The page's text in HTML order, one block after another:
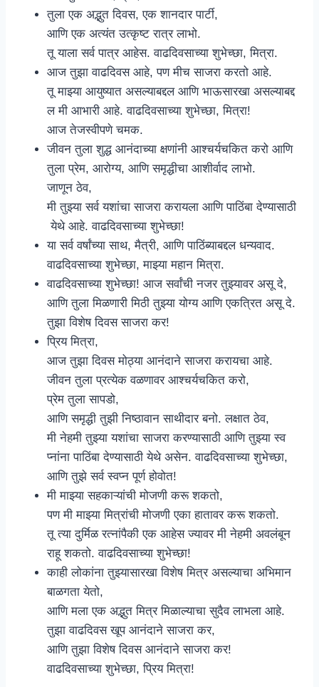
तुला एक अद्भुत दिवस, एक शानदार पार्टी,
आणि एक अत्यंत उत्कृष्ट रात्र लाभो.
तू याला सर्व पात्र आहेस. वाढदिवसाच्या शुभेच्छा, मित्रा.
आज तुझा वाढदिवस आहे, पण मीच साजरा करतो आहे.
तू माझ्या आयुष्यात असल्याबद्दल आणि भाऊसारखा असल्याबद्द
ल मी आभारी आहे. वाढदिवसाच्या शुभेच्छा, मित्रा!
आज तेजस्वीपणे चमक.
जीवन तुला शुद्ध आनंदाच्या क्षणांनी आश्चर्यचकित करो आणि
तुला प्रेम, आरोग्य, आणि समृद्धीचा आशीर्वाद लाभो.
जाणून ठेव,
मी तुझ्या सर्व यशांचा साजरा करायला आणि पाठिंबा देण्यासाठी
येथे आहे. वाढदिवसाच्या शुभेच्छा!
या सर्व वर्षांच्या साथ, मैत्री, आणि पाठिंब्याबद्दल धन्यवाद.
वाढदिवसाच्या शुभेच्छा, माझ्या महान मित्रा.
वाढदिवसाच्या शुभेच्छा! आज सर्वांची नजर तुझ्यावर असू दे,
आणि तुला मिळणारी मिठी तुझ्या योग्य आणि एकत्रित असू दे.
तुझा विशेष दिवस साजरा कर!
प्रिय मित्रा,
आज तुझा दिवस मोठ्या आनंदाने साजरा करायचा आहे.
जीवन तुला प्रत्येक वळणावर आश्चर्यचकित करो,
प्रेम तुला सापडो,
आणि समृद्धी तुझी निष्ठावान साथीदार बनो. लक्षात ठेव,
मी नेहमी तुझ्या यशांचा साजरा करण्यासाठी आणि तुझ्या स्व
प्नांना पाठिंबा देण्यासाठी येथे असेन. वाढदिवसाच्या शुभेच्छा,
आणि तुझे सर्व स्वप्न पूर्ण होवोत!
मी माझ्या सहकाऱ्यांची मोजणी करू शकतो,
पण मी माझ्या मित्रांची मोजणी एका हातावर करू शकतो.
तू त्या दुर्मिळ रत्नांपैकी एक आहेस ज्यावर मी नेहमी अवलंबून
राहू शकतो. वाढदिवसाच्या शुभेच्छा!
काही लोकांना तुझ्यासारखा विशेष मित्र असल्याचा अभिमान
बाळगता येतो,
आणि मला एक अद्भुत मित्र मिळाल्याचा सुदैव लाभला आहे.
तुझा वाढदिवस खूप आनंदाने साजरा कर,
आणि तुझा विशेष दिवस आनंदाने साजरा कर!
वाढदिवसाच्या शुभेच्छा, प्रिय मित्रा!